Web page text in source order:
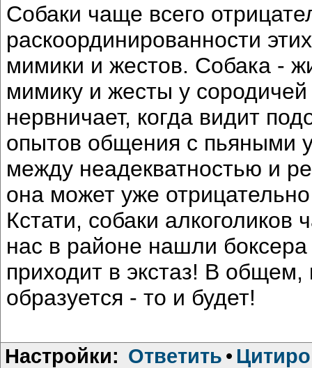
Собаки чаще всего
раскоординированности
мимики и жестов. Собака -
мимику и жесты у
нервничает, когда видит
опытов общения с пьяными
между неадекватностью и
она может уже
Кстати, собаки
нас в районе нашли
приходит в экстаз! В
образуется - то и будет!
Настройки: Ответить •